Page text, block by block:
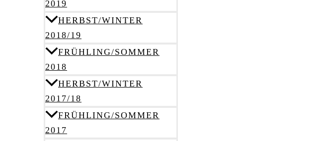
2019
HERBST/WINTER
2018/19
FRÜHLING/SOMMER
2018
HERBST/WINTER
2017/18
FRÜHLING/SOMMER
2017